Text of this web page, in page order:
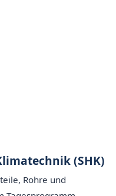
(SHK)
Rohre und